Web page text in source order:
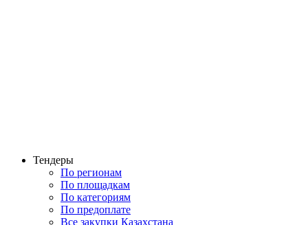
Тендеры
По регионам
По площадкам
По категориям
По предоплате
Все закупки Казахстана